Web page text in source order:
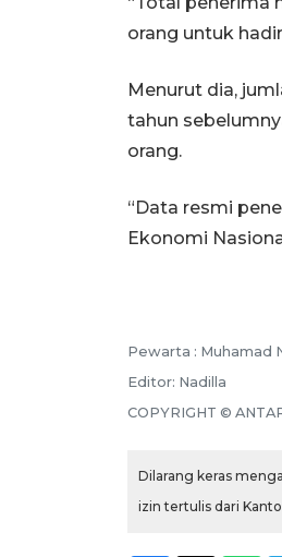
orang untuk
Menurut dia,
tahun
orang.
“Data resmi
Ekonomi
Pewarta : Muhamad
Editor: Nadilla
COPYRIGHT ©
Dilarang keras
izin tertulis dari